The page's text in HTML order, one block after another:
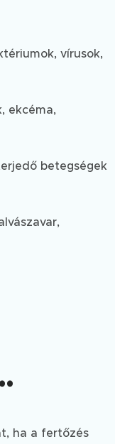
vírusok,
ekcéma,
betegségek
ha a fertőzés